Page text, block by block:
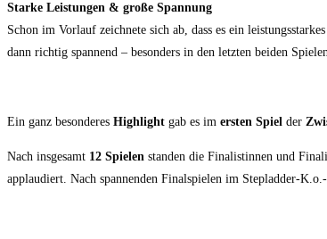
Starke Leistungen & große Spannung
Schon im Vorlauf zeichnete sich ab, dass es ein
dann richtig spannend – besonders in den letzten beiden
Ein ganz besonderes Highlight gab es im ersten Spiel der
Nach insgesamt 12 Spielen standen die Finalistinnen und
applaudiert. Nach spannenden Finalspielen im Stepladder-